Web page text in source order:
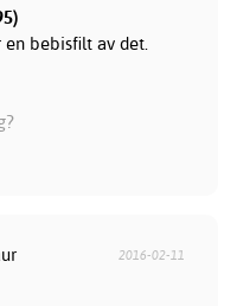
bebisfilt av det.
2016-02-11